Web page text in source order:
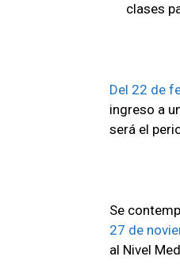
clases
Del 22 de
ingreso a
será el
Se
27 de
al Nivel